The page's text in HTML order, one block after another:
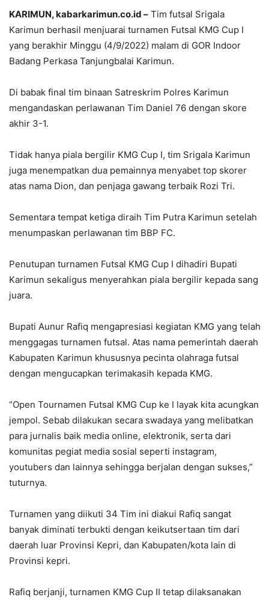
KARIMUN, kabarkarimun.co.id – Tim futsal Srigala
Karimun berhasil menjuarai turnamen Futsal KMG Cup I
yang berakhir Minggu (4/9/2022) malam di GOR Indoor
Badang Perkasa Tanjungbalai Karimun.
Di babak final tim binaan Satreskrim Polres Karimun
mengandaskan perlawanan Tim Daniel 76 dengan skore
akhir 3-1.
Tidak hanya piala bergilir KMG Cup I, tim Srigala Karimun
juga menempatkan dua pemainnya menyabet top skorer
atas nama Dion, dan penjaga gawang terbaik Rozi Tri.
Sementara tempat ketiga diraih Tim Putra Karimun setelah
menumpaskan perlawanan tim BBP FC.
Penutupan turnamen Futsal KMG Cup I dihadiri Bupati
Karimun sekaligus menyerahkan piala bergilir kepada sang
juara.
Bupati Aunur Rafiq mengapresiasi kegiatan KMG yang telah
menggagas turnamen futsal. Atas nama pemerintah daerah
Kabupaten Karimun khususnya pecinta olahraga futsal
dengan mengucapkan terimakasih kepada KMG.
“Open Tournamen Futsal KMG Cup ke I layak kita acungkan
jempol. Sebab dilakukan secara swadaya yang melibatkan
para jurnalis baik media online, elektronik, serta dari
komunitas pegiat media sosial seperti instagram,
youtubers dan lainnya sehingga berjalan dengan sukses,”
tuturnya.
Turnamen yang diikuti 34 Tim ini diakui Rafiq sangat
banyak diminati terbukti dengan keikutsertaan tim dari
daerah luar Provinsi Kepri, dan Kabupaten/kota lain di
Provinsi kepri.
Rafiq berjanji, turnamen KMG Cup II tetap dilaksanakan